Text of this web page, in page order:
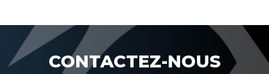
CONTACTEZ-NOUS